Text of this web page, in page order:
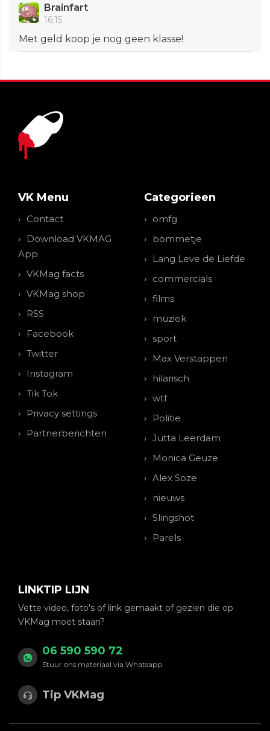
Brainfart
16:15
Met geld koop je nog geen klasse!
VK Menu
Contact
Download VKMAG
App
VKMag facts
VKMag shop
RSS
Facebook
Twitter
Instagram
Tik Tok
Privacy settings
Partnerberichten
Categorieen
omfg
bommetje
Lang Leve de Liefde
commercials
films
muziek
sport
Max Verstappen
hilarisch
wtf
Politie
Jutta Leerdam
Monica Geuze
Alex Soze
nieuws
Slingshot
Parels
LINKTIP LIJN
Vette video, foto's of link gemaakt of gezien die op
VKMag moet staan?
06 590 590 72
Stuur ons materiaal via Whatsapp
Tip VKMag